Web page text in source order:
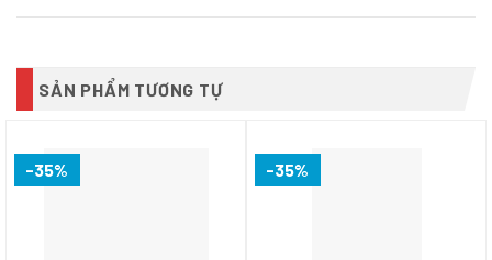
SẢN PHẨM TƯƠNG TỰ
-35% -35%